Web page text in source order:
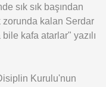
sık sık başından
zorunda kalan Serdar
kafa atarlar" yazılı
Kurulu'nun